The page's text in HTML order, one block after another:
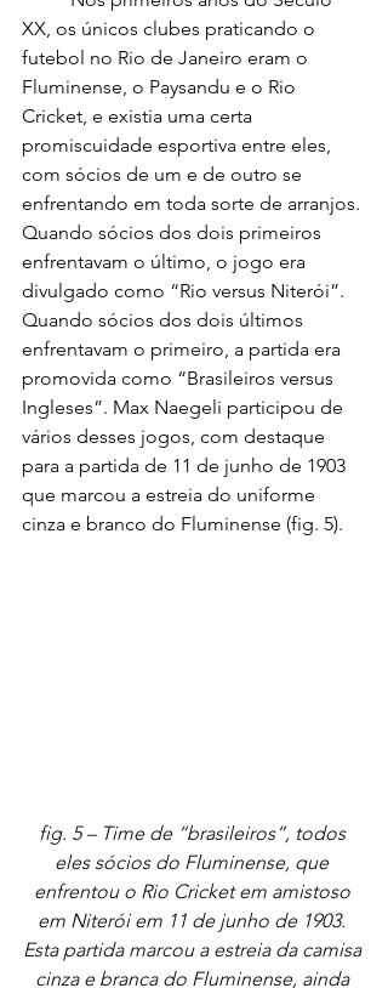
XX, os únicos clubes praticando o
futebol no Rio de Janeiro eram o
Fluminense, o Paysandu e o Rio
Cricket, e existia uma certa
promiscuidade esportiva entre eles,
com sócios de um e de outro se
enfrentando em toda sorte de arranjos.
Quando sócios dos dois primeiros
enfrentavam o último, o jogo era
divulgado como “Rio versus Niterói”.
Quando sócios dos dois últimos
enfrentavam o primeiro, a partida era
promovida como “Brasileiros versus
Ingleses”. Max Naegeli participou de
vários desses jogos, com destaque
para a partida de 11 de junho de 1903
que marcou a estreia do uniforme
cinza e branco do Fluminense (fig. 5).
fig. 5 – Time de “brasileiros”, todos
eles sócios do Fluminense, que
enfrentou o Rio Cricket em amistoso
em Niterói em 11 de junho de 1903.
Esta partida marcou a estreia da camisa
cinza e branca do Fluminense, ainda